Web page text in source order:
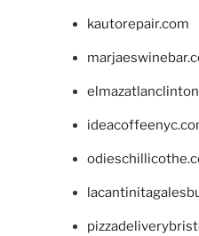
kautorepair.com